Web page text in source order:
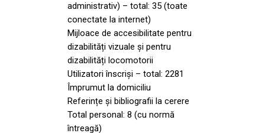
administrativ) – total: 35 (toate
conectate la internet)
Mijloace de accesibilitate pentru
dizabilități vizuale și pentru
dizabilități locomotorii
Utilizatori înscriși – total: 2281
Împrumut la domiciliu
Referințe și bibliografii la cerere
Total personal: 8 (cu normă
întreagă)